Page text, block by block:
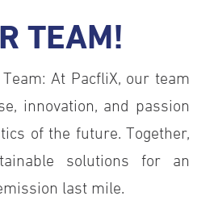
TEAM!
At PacfliX, our team
innovation, and passion
of the future. Together,
solutions for an
last mile.